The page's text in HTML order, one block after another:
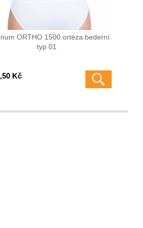
ORTHO 1500 ortéza bederní
typ 01
Kč